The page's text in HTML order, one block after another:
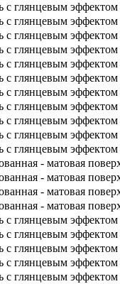
с глянцевым эффектом
с глянцевым эффектом
с глянцевым эффектом
с глянцевым эффектом
с глянцевым эффектом
с глянцевым эффектом
с глянцевым эффектом
с глянцевым эффектом
с глянцевым эффектом
с глянцевым эффектом
с глянцевым эффектом
- матовая
- матовая
- матовая
- матовая
с глянцевым эффектом
с глянцевым эффектом
с глянцевым эффектом
с глянцевым эффектом
с глянцевым эффектом